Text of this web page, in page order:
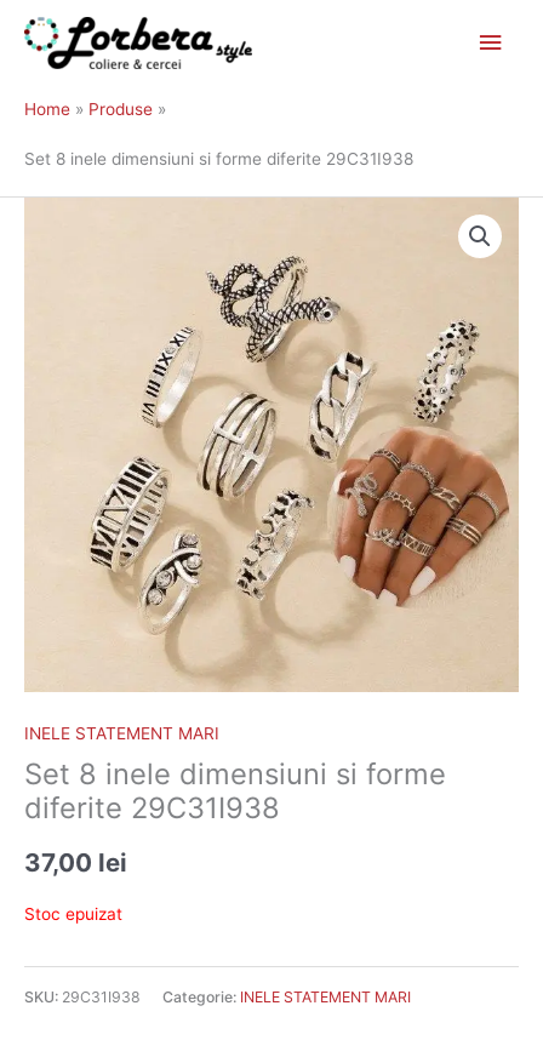
Skip
content
Home Produse
Set 8 inele dimensiuni si forme diferite 29C31I938
INELE STATEMENT MARI
Set 8 inele dimensiuni si forme
diferite 29C31I938
37,00 lei
Stoc epuizat
SKU: 29C31I938 Categorie: INELE STATEMENT MARI